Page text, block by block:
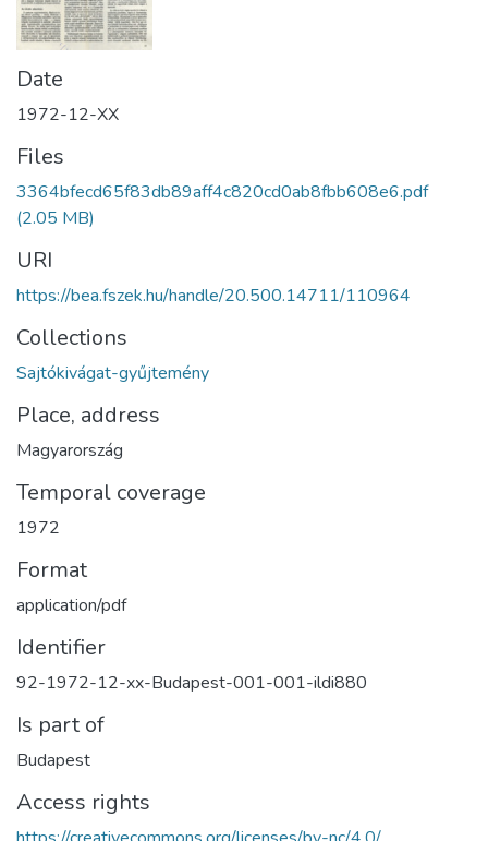
Date
1972-12-XX
Files
3364bfecd65f83db89aff4c820cd0ab8fbb608e6.pdf
(2.05 MB)
URI
https://bea.fszek.hu/handle/20.500.14711/110964
Collections
Sajtókivágat-gyűjtemény
Place, address
Magyarország
Temporal coverage
1972
Format
application/pdf
Identifier
92-1972-12-xx-Budapest-001-001-ildi880
Is part of
Budapest
Access rights